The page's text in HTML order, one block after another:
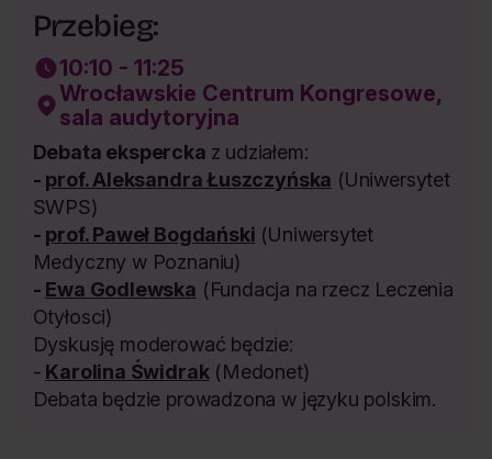
Przebieg:
10:10 - 11:25
Wrocławskie Centrum Kongresowe,
sala audytoryjna
Debata ekspercka z udziałem:
- prof. Aleksandra Łuszczyńska (Uniwersytet
SWPS)
- prof.Paweł Bogdański (Uniwersytet
Medyczny w Poznaniu)
- Ewa Godlewska (Fundacja na rzecz Leczenia
Otyłosci)
Dyskusję moderować będzie:
- Karolina Świdrak(Medonet)
Debata będzie prowadzona w języku polskim.